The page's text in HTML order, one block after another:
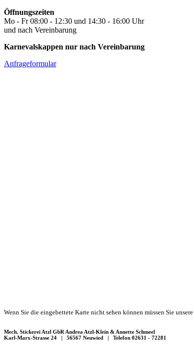
Öffnungszeiten
Mo - Fr 08:00 - 12:30 und 14:30 - 16:00 Uhr
und nach Vereinbarung
Karnevalskappen nur nach Vereinbarung
Anfrageformular
Wenn Sie die eingebettete Karte nicht sehen können müssen Sie unsere
Mech. Stickerei Atzl GbR Andrea Atzl-Klein & Annette Schmeel
Karl-Marx-Strasse 24 | 56567 Neuwied | Telefon 02631 - 72281